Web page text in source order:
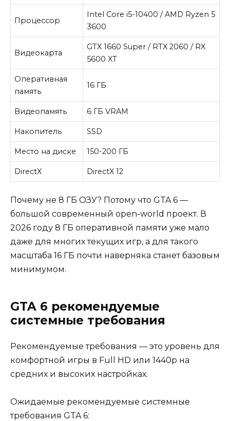
Процессор
Intel Core i5-10400 / AMD Ryzen 5
3600
Видеокарта
GTX 1660 Super / RTX 2060 / RX
5600 XT
Оперативная
память
16 ГБ
Видеопамять 6 ГБ VRAM
Накопитель SSD
Место на диске 150-200 ГБ
DirectX DirectX 12
Почему не 8 ГБ ОЗУ? Потому что GTA 6 —
большой современный open-world проект. В
2026 году 8 ГБ оперативной памяти уже мало
даже для многих текущих игр, а для такого
масштаба 16 ГБ почти наверняка станет базовым
минимумом.
GTA 6 рекомендуемые
системные требования
Рекомендуемые требования — это уровень для
комфортной игры в Full HD или 1440p на
средних и высоких настройках.
Ожидаемые рекомендуемые системные
требования GTA 6: